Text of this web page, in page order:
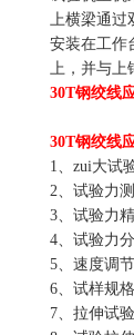
上横梁通过
安装在工作
上，并与上
30T钢绞线
30T钢绞线
1、zui大试
2、试验力
3、试验力
4、试验力
5、速度调
6、试样规
7、拉伸试